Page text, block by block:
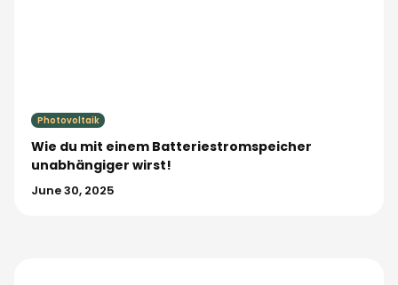
Photovoltaik
Wie du mit einem Batteriestromspeicher
unabhängiger wirst!
June 30, 2025